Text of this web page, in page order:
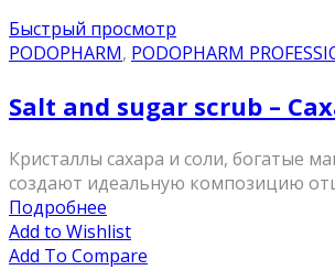
Быстрый просмотр
PODOPHARM, PODOPHARM
Salt and sugar scrub –
Кристаллы сахара и соли, богатые
создают идеальную композицию
Подробнее
Add to Wishlist
Add To Compare